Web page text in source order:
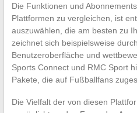
Die Funktionen und
Plattformen zu vergleichen, ist
auszuwählen, die am besten zu
zeichnet sich beispielsweise
Benutzeroberfläche und
Sports Connect und RMC Sport
Pakete, die auf Fußballfans
Die Vielfalt der von diesen